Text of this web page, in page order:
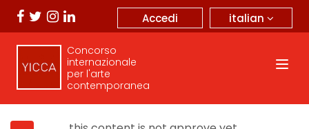
italian
Accedi
Concorso
internazionale
per l'arte
contemporanea